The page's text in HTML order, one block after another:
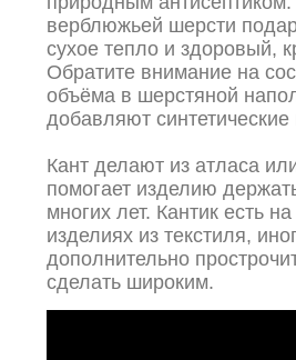
верблюжьей шерсти
сухое тепло и здоровый,
Обратите внимание на
объёма в шерстяной
добавляют синтетические
Кант делают из атласа
помогает изделию
многих лет. Кантик есть
изделиях из текстиля,
дополнительно
сделать широким.